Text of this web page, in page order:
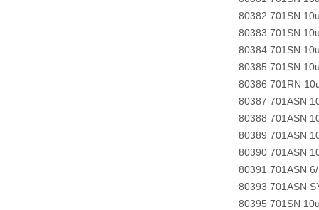
80382 701SN
80383 701SN
80384 701SN
80385 701SN
80386 701RN
80387 701ASN
80388 701ASN
80389 701ASN
80390 701ASN
80391 701ASN
80393 701ASN
80395 701SN